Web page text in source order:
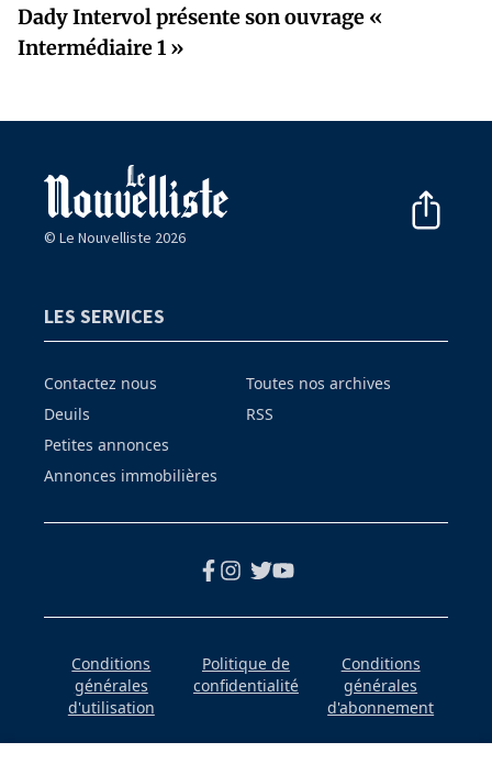
Dady Intervol présente son ouvrage «
Intermédiaire 1 »
© Le Nouvelliste 2026
LES SERVICES
Contactez nous
Deuils
Petites annonces
Annonces immobilières
Toutes nos archives
RSS
Conditions
générales
d'utilisation
Politique de
confidentialité
Conditions
générales
d'abonnement